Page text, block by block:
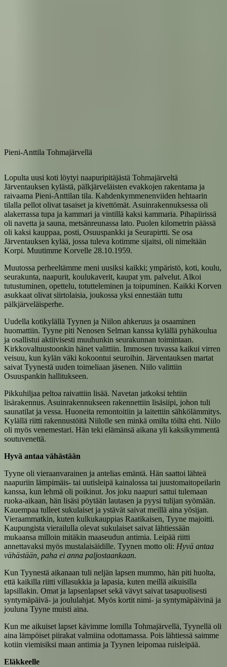
Pieni-Anttila Tohmajärvellä
Lopulta uusi koti löytyi naapuripitäjästä Tohmajärveltä
Järventauksen kylästä, pälkjärveläisten evakkojen rakentama ja
raivaama Pieni-Anttilan tila. Kahdenkymmenenviiden hehtaarin
tilalla pellot olivat tasaiset ja kivettömät. Asuinrakennuksessa oli
alakerrassa tupa ja kammari ja vintillä kaksi kammaria. Pihapiirissä
oli navetta ja sauna, metsänreunassa lato. Puolen kilometrin päässä
oli kaksi kauppaa, posti, Osuuspankki ja Seurapirtti. Se osa
Järventauksen kylää, jossa tuleva kotimme sijaitsi, oli nimeltään
Korpi. Muutimme Korvelle 28.10.1959.
Muutossa perheeltämme meni uusiksi kaikki; ympäristö, koti, koulu,
seurakunta, naapurit, koulukaverit, kaupat ym. palvelut. Alkoi
tutustuminen, opettelu, totutteleminen ja toipuminen. Kaikki Korven
asukkaat olivat siirtolaisia, joukossa yksi ennestään tuttu
pälkjärveläisperhe.
Uudella kotikylällä Tyynen ja Niilon ahkeruus ja osaaminen
huomattiin. Tyyne piti Nenosen Selman kanssa kylällä pyhäkoulua
ja osallistui aktiivisesti muuhunkin seurakunnan toimintaan.
Kirkkovaltuustoonkin hänet valittiin. Immosen tuvassa kaikui virren
veisuu, kun kylän väki kokoontui seuroihin. Järventauksen martat
saivat Tyynestä uuden toimeliaan jäsenen. Niilo valittiin
Osuuspankin hallitukseen.
Pikkuhiljaa peltoa raivattiin lisää. Navetan jatkoksi tehtiin
lisärakennus. Asuinrakennukseen rakennettiin lisäsiipi, johon tuli
saunatilat ja vessa. Huoneita remontoitiin ja laitettiin sähkölämmitys.
Kylällä riitti rakennustöitä Niilolle sen minkä omilta töiltä ehti. Niilo
oli myös venemestari. Hän teki elämänsä aikana yli kaksikymmentä
soutuvenettä.
Hyvä antaa vähästään
Tyyne oli vieraanvarainen ja antelias emäntä. Hän saattoi lähteä
naapuriin lämpimäis- tai uutisleipä kainalossa tai juustomaitopeilarin
kanssa, kun lehmä oli poikinut. Jos joku naapuri sattui tulemaan
ruoka-aikaan, hän lisäsi pöytään lautasen ja pyysi tulijan syömään.
Kauempaa tulleet sukulaiset ja ystävät saivat meillä aina yösijan.
Vieraammatkin, kuten kulkukauppias Raatikaisen, Tyyne majoitti.
Kaupungista vierailulla olevat sukulaiset saivat lähtiessään
mukaansa milloin mitäkin maaseudun antimia. Leipää riitti
annettavaksi myös mustalaisäidille. Tyynen motto oli: Hyvä antaa
vähästään, paha ei anna paljostaankaan.
Kun Tyynestä aikanaan tuli neljän lapsen mummo, hän piti huolta,
että kaikilla riitti villasukkia ja lapasia, kuten meillä aikuisilla
lapsillakin. Omat ja lapsenlapset sekä vävyt saivat tasapuolisesti
syntymäpäivä- ja joululahjat. Myös kortit nimi- ja syntymäpäivinä ja
jouluna Tyyne muisti aina.
Kun me aikuiset lapset kävimme lomilla Tohmajärvellä, Tyynellä oli
aina lämpöiset piirakat valmiina odottamassa. Pois lähtiessä saimme
kotiin viemisiksi maan antimia ja Tyynen leipomaa ruisleipää.
Eläkkeelle